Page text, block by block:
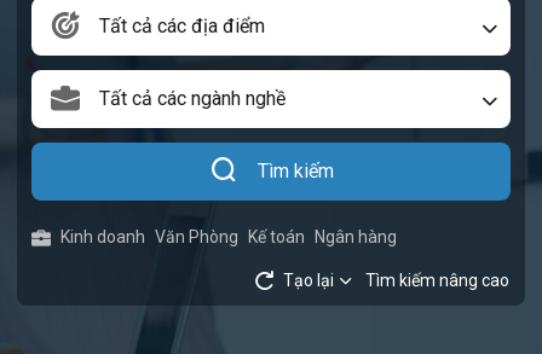
Tất cả các địa điểm
Tất cả các ngành nghề
Tìm kiếm
Kinh doanh Văn Phòng Kế toán Ngân hàng
Tạo lại Tìm kiếm nâng cao